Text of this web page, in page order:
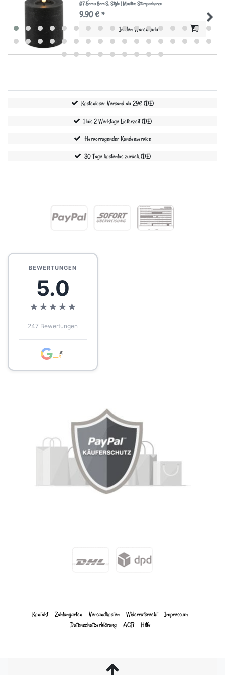
Ø7.5cm x 8cm S, Style | Muster: Stumpenkerze
9,90 € *
In den Warenkorb
Kostenloser Versand ab 29€ (DE)
1 bis 2 Werktage Lieferzeit (DE)
Hervorragender Kundenservice
30 Tage kostenlos zurück (DE)
BEWERTUNGEN
5.0
★★★★★
247 Bewertungen
Kontakt Zahlungarten Versandkosten Widerrufs­recht
Impressum
Daten­schutz­erklärung
AGB Hilfe